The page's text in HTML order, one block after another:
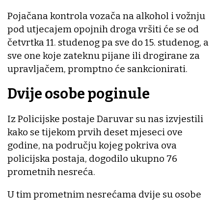
Pojačana kontrola vozača na alkohol i vožnju
pod utjecajem opojnih droga vršiti će se od
četvrtka 11. studenog pa sve do 15. studenog, a
sve one koje zateknu pijane ili drogirane za
upravljačem, promptno će sankcionirati.
Dvije osobe poginule
Iz Policijske postaje Daruvar su nas izvjestili
kako se tijekom prvih deset mjeseci ove
godine, na području kojeg pokriva ova
policijska postaja, dogodilo ukupno 76
prometnih nesreća.
U tim prometnim nesrećama dvije su osobe